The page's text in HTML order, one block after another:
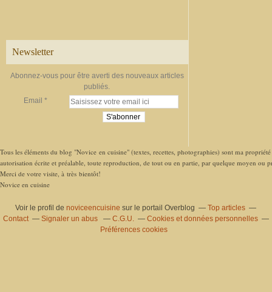
Newsletter
Abonnez-vous pour être averti des nouveaux articles
publiés.
Email
Tous les éléments du blog "Novice en cuisine" (textes, recettes, photographies) sont ma
autorisation écrite et préalable, toute reproduction, de tout ou en partie, par quelque moyen ou
Merci de votre visite, à très bientôt!
Novice en cuisine
Voir le profil denoviceencuisine sur le portail Overblog
Top articles
Contact
Signaler un abus C.G.U.
Cookies et données personnelles
Préférences cookies